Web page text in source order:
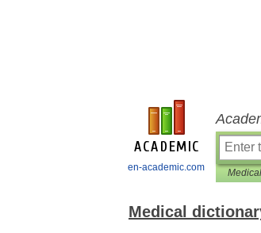
en-academic.com
Medical